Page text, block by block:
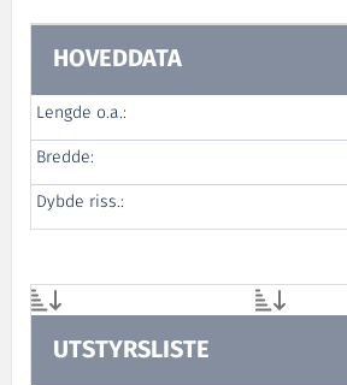
HOVEDDATA
Lengde o.a.:
Bredde:
Dybde riss.:
UTSTYRSLISTE